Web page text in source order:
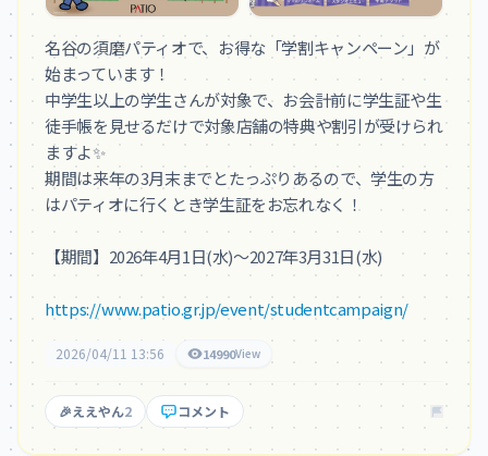
名谷の須磨パティオで、お得な「学割キャンペーン」が
始まっています！
中学生以上の学生さんが対象で、お会計前に学生証や生
徒手帳を見せるだけで対象店舗の特典や割引が受けられ
ますよ✨
期間は来年の3月末までとたっぷりあるので、学生の方
はパティオに行くとき学生証をお忘れなく！
【期間】2026年4月1日(水)～2027年3月31日(水)
https://www.patio.gr.jp/event/studentcampaign/
2026/04/11 13:56 14990View
🎉ええやん2 コメント